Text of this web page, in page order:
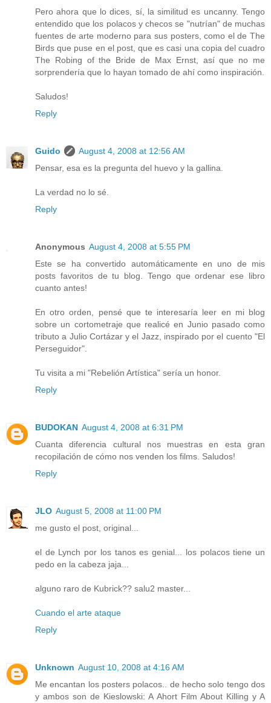
Pero ahora que lo dices, sí, la similitud es uncanny. Tengo
entendido que los polacos y checos se "nutrían" de muchas
fuentes de arte moderno para sus posters, como el de The
Birds que puse en el post, que es casi una copia del cuadro
The Robing of the Bride de Max Ernst, así que no me
sorprendería que lo hayan tomado de ahí como inspiración.
Saludos!
Reply
Guido
August 4, 2008 at 12:56 AM
Pensar, esa es la pregunta del huevo y la gallina.
La verdad no lo sé.
Reply
Anonymous August 4, 2008 at 5:55 PM
Este se ha convertido automáticamente en uno de mis
posts favoritos de tu blog. Tengo que ordenar ese libro
cuanto antes!
En otro orden, pensé que te interesaría leer en mi blog
sobre un cortometraje que realicé en Junio pasado como
tributo a Julio Cortázar y el Jazz, inspirado por el cuento "El
Perseguidor".
Tu visita a mi "Rebelión Artística" sería un honor.
Reply
BUDOKAN August 4, 2008 at 6:31 PM
Cuanta diferencia cultural nos muestras en esta gran
recopilación de cómo nos venden los films. Saludos!
Reply
JLO August 5, 2008 at 11:00 PM
me gusto el post, original...
el de Lynch por los tanos es genial... los polacos tiene un
pedo en la cabeza jaja...
alguno raro de Kubrick?? salu2 master...
Cuando el arte ataque
Reply
Unknown August 10, 2008 at 4:16 AM
Me encantan los posters polacos.. de hecho solo tengo dos
y ambos son de Kieslowski: A Ahort Film About Killing y A